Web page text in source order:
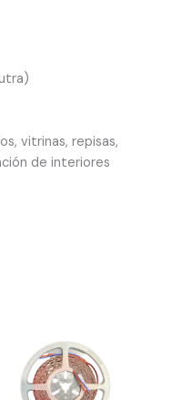
vitrinas, repisas,
de interiores